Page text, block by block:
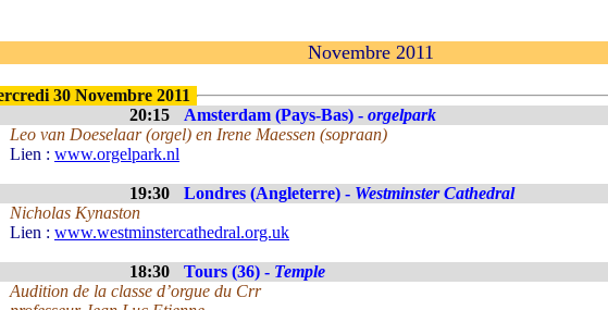
Novembre 2011
30 Novembre 2011
20:15
Amsterdam (Pays-Bas) - orgelpark
Leo van Doeselaar (orgel) en Irene Maessen (sopraan)
Lien : www.orgelpark.nl
19:30 Londres (Angleterre) - Westminster Cathedral
Nicholas Kynaston
Lien : www.westminstercathedral.org.uk
18:30 Tours (36) - Temple
Audition de la classe d’orgue du Crr